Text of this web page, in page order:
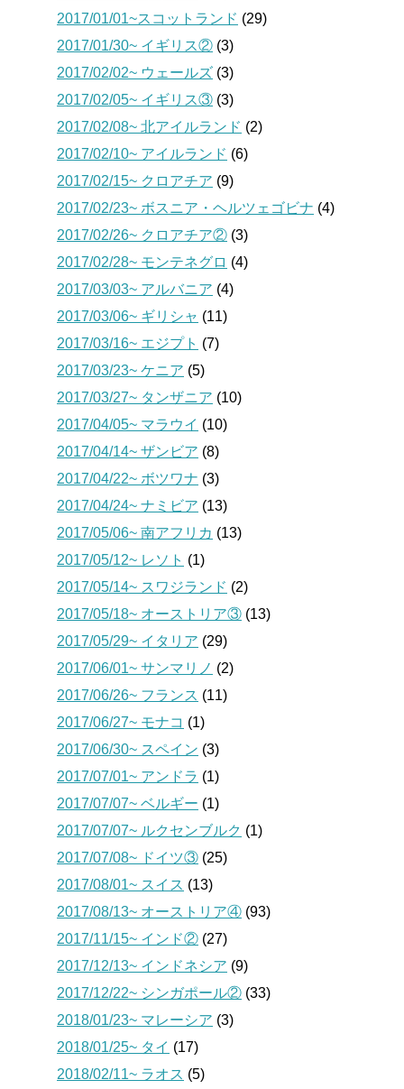
2017/01/01~スコットランド (29)
2017/01/30~ イギリス② (3)
2017/02/02~ ウェールズ (3)
2017/02/05~ イギリス③ (3)
2017/02/08~ 北アイルランド (2)
2017/02/10~ アイルランド (6)
2017/02/15~ クロアチア (9)
2017/02/23~ ボスニア・ヘルツェゴビナ (4)
2017/02/26~ クロアチア② (3)
2017/02/28~ モンテネグロ (4)
2017/03/03~ アルバニア (4)
2017/03/06~ ギリシャ (11)
2017/03/16~ エジプト (7)
2017/03/23~ ケニア (5)
2017/03/27~ タンザニア (10)
2017/04/05~ マラウイ (10)
2017/04/14~ ザンビア (8)
2017/04/22~ ボツワナ (3)
2017/04/24~ ナミビア (13)
2017/05/06~ 南アフリカ (13)
2017/05/12~ レソト (1)
2017/05/14~ スワジランド (2)
2017/05/18~ オーストリア③ (13)
2017/05/29~ イタリア (29)
2017/06/01~ サンマリノ (2)
2017/06/26~ フランス (11)
2017/06/27~ モナコ (1)
2017/06/30~ スペイン (3)
2017/07/01~ アンドラ (1)
2017/07/07~ ベルギー (1)
2017/07/07~ ルクセンブルク (1)
2017/07/08~ ドイツ③ (25)
2017/08/01~ スイス (13)
2017/08/13~ オーストリア④ (93)
2017/11/15~ インド② (27)
2017/12/13~ インドネシア (9)
2017/12/22~ シンガポール② (33)
2018/01/23~ マレーシア (3)
2018/01/25~ タイ (17)
2018/02/11~ ラオス (5)